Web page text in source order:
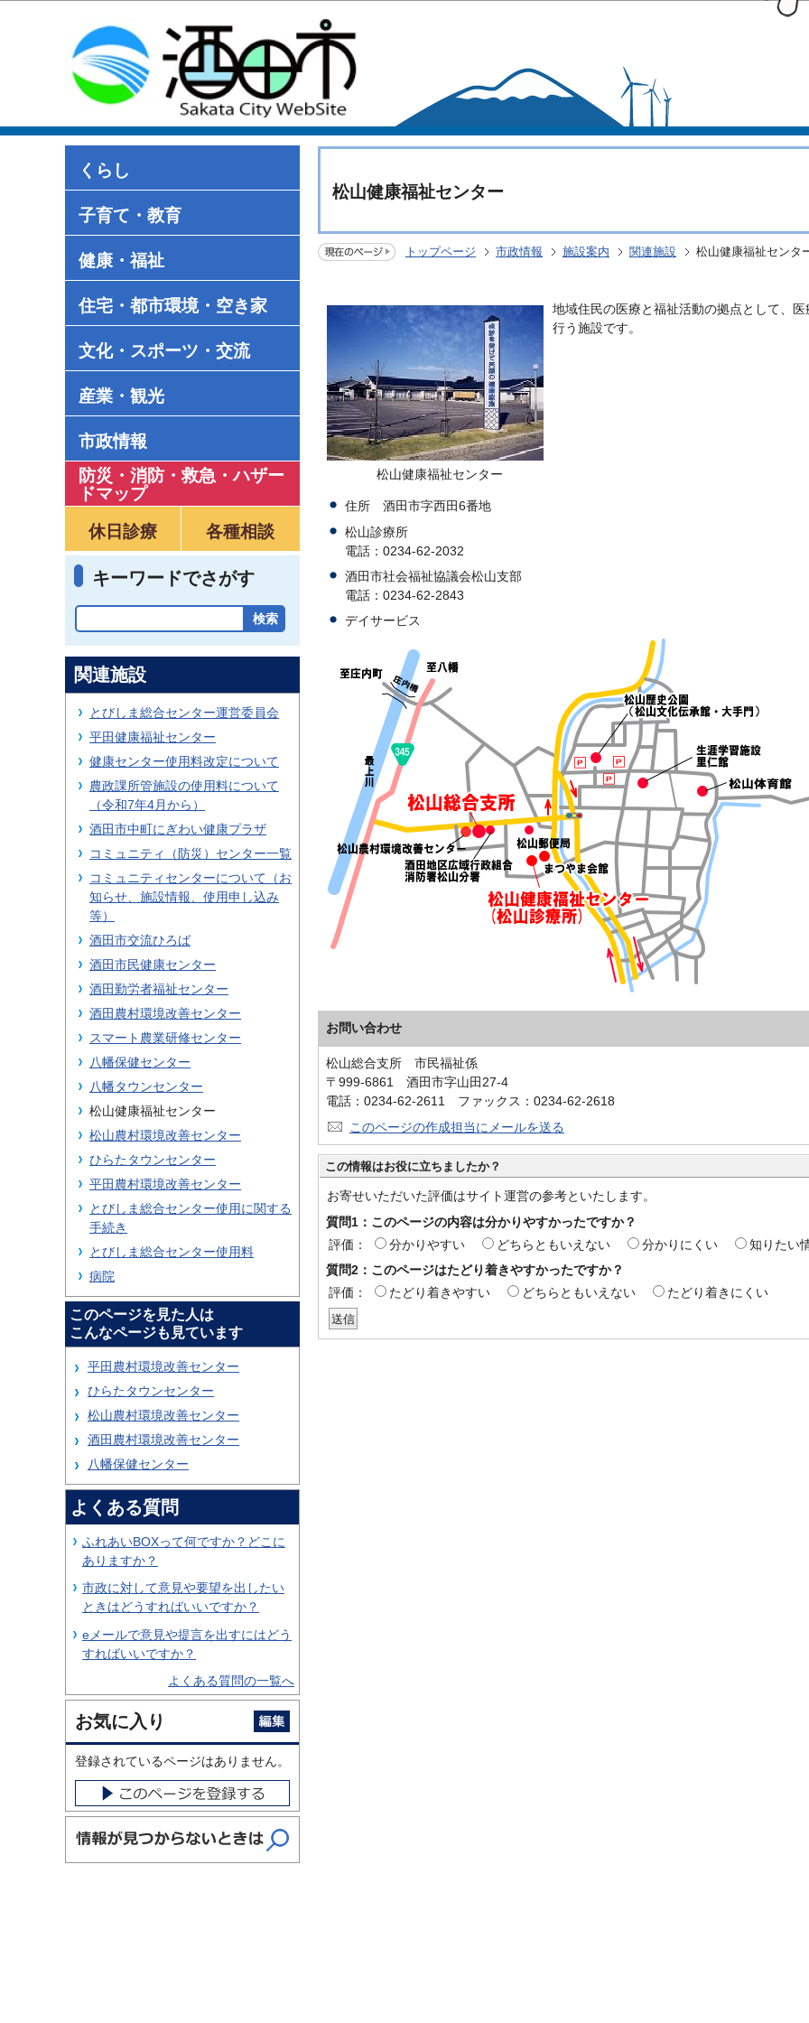
くらし
子育て・教育
健康・福祉
住宅・都市環境・空き家
文化・スポーツ・交流
産業・観光
市政情報
防災・消防・救急 ・ハザー
ドマップ
休日診療
各種相談
キーワードでさがす
松山健康福祉センター
トップページ 市政情報 施設案内 関連施設 松山健康福祉センタ
松山健康福祉センター
地域住民の医療と福祉活動の拠点として、
行う施設です。
住所 酒田市字西田6番地
松山診療所
電話：0234-62-2032
酒田市社会福祉協議会松山支部
電話：0234-62-2843
デイサービス
お問い合わせ
松山総合支所 市民福祉係
〒999-6861 酒田市字山田27-4
電話：0234-62-2611 ファックス：0234-62-2618
このページの作成担当にメールを送る
この情報はお役に立ちましたか？
お寄せいただいた評価はサイト運営の参考といたします。
質問1：このページの内容は分かりやすかったですか？
評価：
分かりやすい どちらともいえない 分かりにくい
知りたい
質問2：このページはたどり着きやすかったですか？
評価：
たどり着きやすい どちらともいえない たどり着きにくい
関連施設
とびしま総合センター運営委員会
平田健康福祉センター
健康センター使用料改定について
農政課所管施設の使用料について
（令和7年4月から）
酒田市中町にぎわい健康プラザ
コミュニティ（防災）センター一覧
コミュニティセンターについて（お
知らせ、施設情報、使用申し込み
等）
酒田市交流ひろば
酒田市民健康センター
酒田勤労者福祉センター
酒田農村環境改善センター
スマート農業研修センター
八幡保健センター
八幡タウンセンター
松山健康福祉センター
松山農村環境改善センター
ひらたタウンセンター
平田農村環境改善センター
とびしま総合センター使用に関する
手続き
とびしま総合センター使用料
病院
このページを見た人は
こんなページも見ています
平田農村環境改善センター
ひらたタウンセンター
松山農村環境改善センター
酒田農村環境改善センター
八幡保健センター
よくある質問
ふれあいBOXって何ですか？どこに
ありますか？
市政に対して意見や要望を出したい
ときはどうすればいいですか？
eメールで意見や提言を出すにはどう
すればいいですか？
よくある質問の一覧へ
お気に入り
登録されているページはありません。